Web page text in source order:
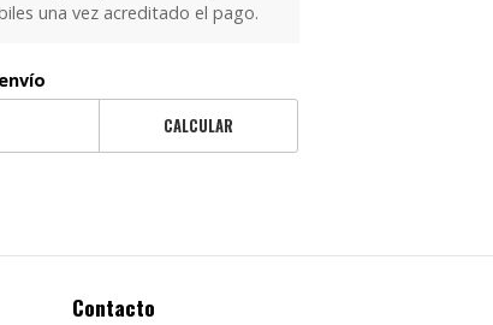
una vez acreditado el pago.
CALCULAR
Contacto